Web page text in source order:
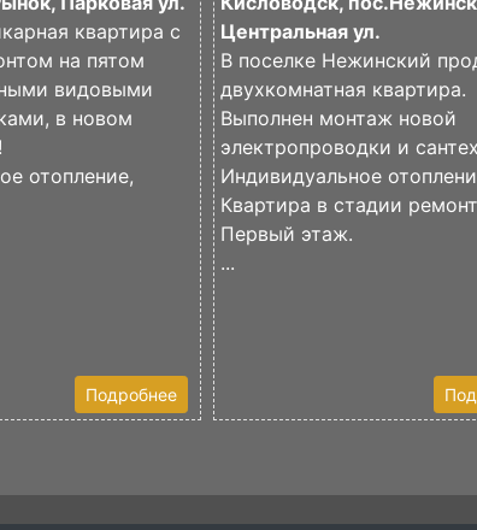
квартира с
на пятом
видовыми
в новом
отопление,
Подробнее
Центральная ул.
В поселке Нежинский
двухкомнатная квартира.
Выполнен монтаж новой
электропроводки и
Индивидуальное
Квартира в стадии
Первый этаж.
...